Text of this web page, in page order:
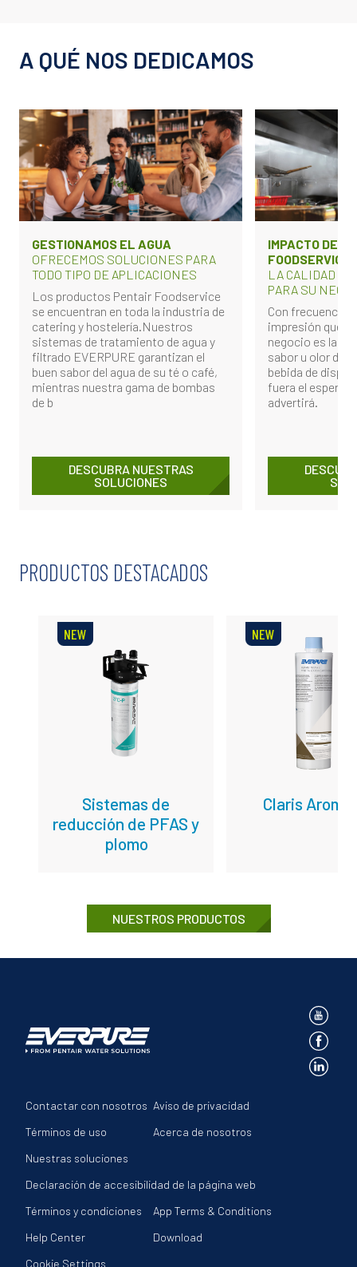
A QUÉ NOS DEDICAMOS
GESTIONAMOS EL AGUA
OFRECEMOS SOLUCIONES PARA
TODO TIPO DE APLICACIONES
Los productos Pentair Foodservice
se encuentran en toda la industria de
catering y hostelería.Nuestros
sistemas de tratamiento de agua y
filtrado EVERPURE garantizan el
buen sabor del agua de su té o café,
mientras nuestra gama de bombas
de b
DESCUBRA NUESTRAS
SOLUCIONES
IMPACTO DEL
FOODSERVICE
LA CALIDAD
PARA SU
Con frecuencia,
impresión que
negocio es la
sabor u olor de
bebida de
fuera el
advertirá.
PRODUCTOS DESTACADOS
Sistemas de
reducción de PFAS y
plomo
NEW
Claris Aroma
NEW
NUESTROS PRODUCTOS
Contactar con nosotros Aviso de privacidad
Términos de uso
Acerca de nosotros
Nuestras soluciones
Declaración de accesibilidad de la página web
Términos y condiciones
App Terms & Conditions
Help Center
Download
Cookie Settings